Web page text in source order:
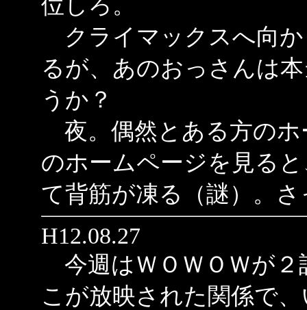
クライマックスへ向
るが、あのおっさんは
うか？
夜。偶然とある方のホ
のホームページを見る
て背筋が凍る（謎）。
H12.08.27
今週はＷＯＷＯＷが２
こが放映された関係で